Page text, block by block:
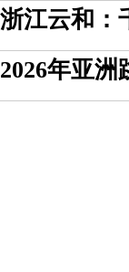
浙江云和：
2026年亚